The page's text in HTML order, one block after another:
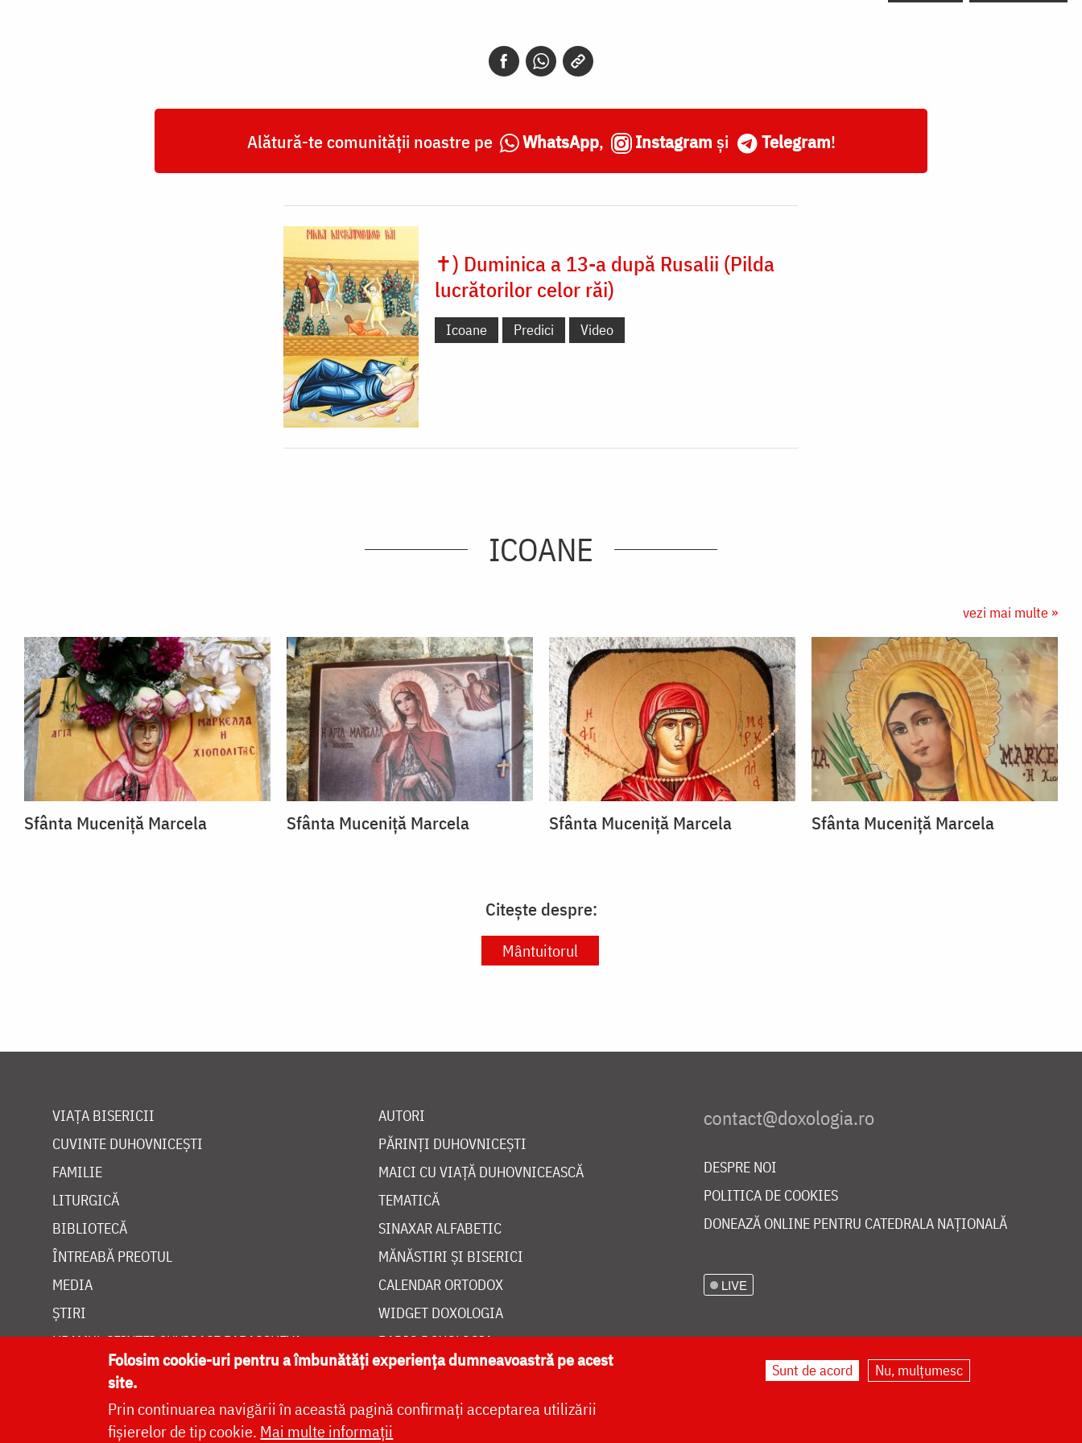
Alătură-te comunității noastre pe WhatsApp, Instagram și Telegram!
✝) Duminica a 13-a după Rusalii (Pilda
lucrătorilor celor răi)
Icoane Predici Video
ICOANE
vezi mai multe »
Sfânta Muceniță Marcela Sfânta Muceniță Marcela Sfânta Muceniță Marcela Sfânta Muceniță Marcela
Citește despre:
Mântuitorul
VIAȚA BISERICII
CUVINTE DUHOVNICEȘTI
FAMILIE
LITURGICĂ
BIBLIOTECĂ
ÎNTREABĂ PREOTUL
MEDIA
ȘTIRI
HRAMUL SFINTEI CUVIOASE PARASCHEVA
AUTORI
PĂRINȚI DUHOVNICEȘTI
MAICI CU VIAȚĂ DUHOVNICEASCĂ
TEMATICĂ
SINAXAR ALFABETIC
MĂNĂSTIRI ȘI BISERICI
CALENDAR ORTODOX
WIDGET DOXOLOGIA
RADIO DOXOLOGIA
DESPRE NOI
POLITICA DE COOKIES
DONEAZĂ ONLINE PENTRU CATEDRALA NAȚIONALĂ
LIVE
Folosim cookie-uri pentru a îmbunătăți experiența dumneavoastră pe acest
site.
Prin continuarea navigării în această pagină confirmați acceptarea utilizării
fișierelor de tip cookie. Mai multe informații
Sunt de acord Nu, mulțumesc